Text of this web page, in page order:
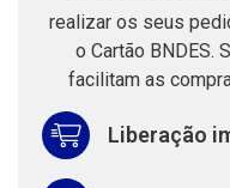
realizar os seus
o Cartão BNDES.
facilitam as
Liberação